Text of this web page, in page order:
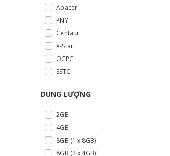
Apacer
PNY
Centaur
X-Star
OCPC
SSTC
DUNG LƯỢNG
2GB
4GB
8GB (1 x 8GB)
8GB (2 x 4GB)